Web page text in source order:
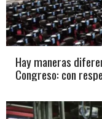
Hay maneras
Congreso: con